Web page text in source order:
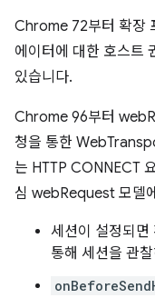
Chrome 72부터 확장
에이터에 대한 호스트
있습니다.
Chrome 96부터
청을 통한
는 HTTP CONNECT
심 webRequest 모델
세션이 설정되
통해 세션을 관